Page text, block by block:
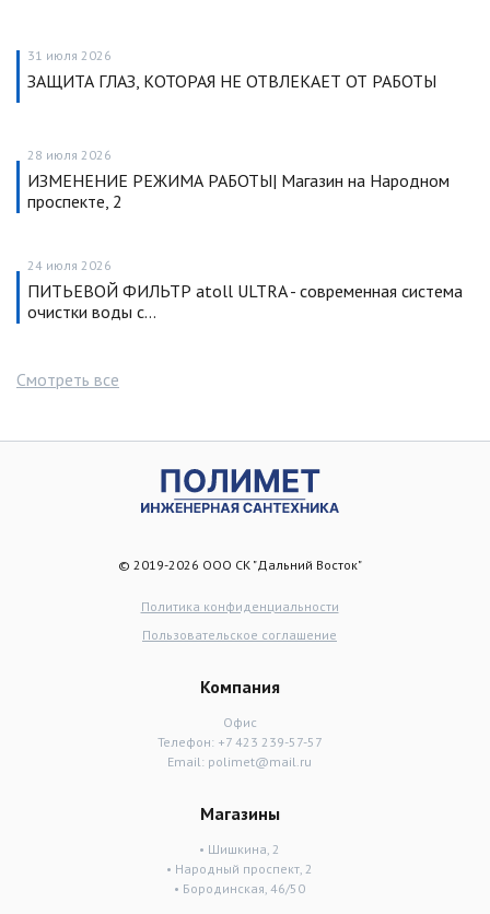
31 июля 2026
ЗАЩИТА ГЛАЗ, КОТОРАЯ НЕ ОТВЛЕКАЕТ ОТ РАБОТЫ
28 июля 2026
ИЗМЕНЕНИЕ РЕЖИМА РАБОТЫ| Магазин на Народном
проспекте, 2
24 июля 2026
ПИТЬЕВОЙ ФИЛЬТР atoll ULTRA - современная система
очистки воды с…
Смотреть все
© 2019-2026 ООО СК "Дальний Восток"
Политика конфиденциальности
Пользовательское соглашение
Компания
Офис
Телефон: +7 423 239-57-57
Email: polimet@mail.ru
Магазины
• Шишкина, 2
• Народный проспект, 2
• Бородинская, 46/50